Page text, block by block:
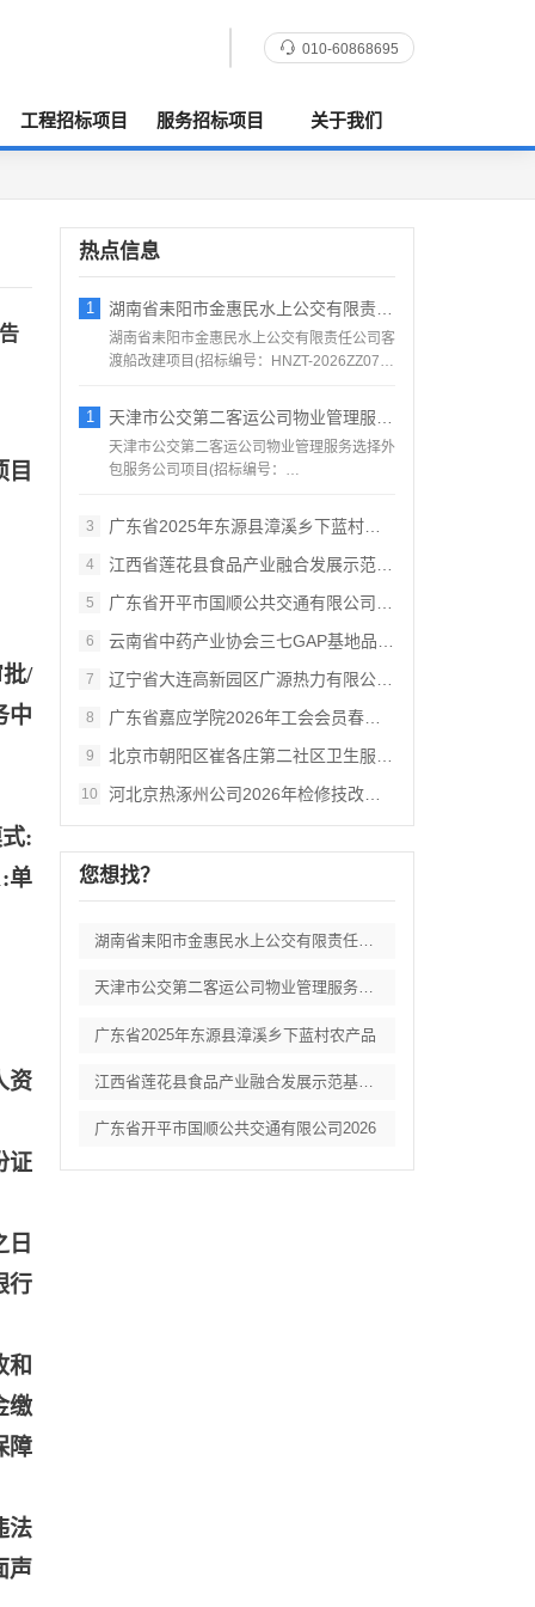
010-60868695
工程招标项目 服务招标项目 关于我们
目
/
中
:
单
资
证
日
行
和
缴
障
法
声
热点信息
1 湖南省耒阳市金惠民水上公交有限责任公司客
湖南省耒阳市金惠民水上公交有限责任公司客
渡船改建项目(招标编号：HNZT-2026ZZ076)
1 天津市公交第二客运公司物业管理服务选择外
天津市公交第二客运公司物业管理服务选择外
包服务公司项目(招标编号：
3
广东省2025年东源县漳溪乡下蓝村农产品
4 江西省莲花县食品产业融合发展示范基地项目
5 广东省开平市国顺公共交通有限公司2026
6 云南省中药产业协会三七GAP基地品牌信任
7 辽宁省大连高新园区广源热力有限公司202
8 广东省嘉应学院2026年工会会员春秋游活
9 北京市朝阳区崔各庄第二社区卫生服务中心职
10 河北京热涿州公司2026年检修技改项目-
您想找？
湖南省耒阳市金惠民水上公交有限责任公司客
天津市公交第二客运公司物业管理服务选择外
广东省2025年东源县漳溪乡下蓝村农产品
江西省莲花县食品产业融合发展示范基地项目
广东省开平市国顺公共交通有限公司2026